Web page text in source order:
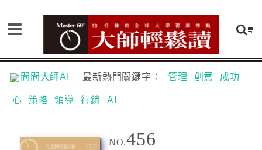
問問大師AI 最新熱門關鍵字： 管理 創意 成功
心 策略 領導 行銷 AI
NO.456